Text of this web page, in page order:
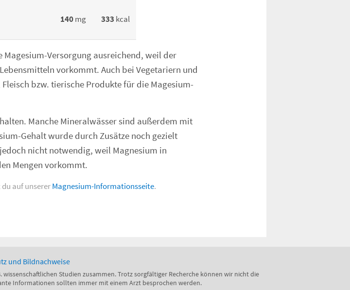
140mg 333 kcal
Versorgung ausreichend, weil der
vorkommt. Auch bei Vegetariern und
bzw. tierische Produkte für die Magesium-
Manche Mineralwässer sind außerdem mit
Gehalt wurde durch Zusätze noch gezielt
nicht notwendig, weil Magnesium in
Mengen vorkommt.
auf unsererMagnesium-Informationsseite.
und Bildnachweise
Studien zusammen. Trotz sorgfältiger Recherche können wir nicht die
Informationen sollten immer mit einem Arzt besprochen werden.